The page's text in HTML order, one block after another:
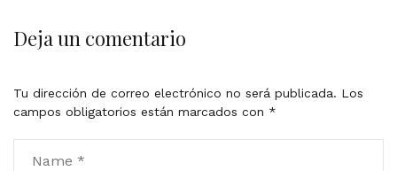
Deja un comentario
Tu dirección de correo electrónico no será publicada. Los
campos obligatorios están marcados con *